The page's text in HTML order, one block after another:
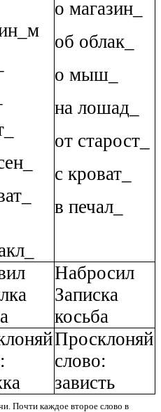
о магазин_
об облак_
о мыш_
на лошад_
от старост_
с кроват_
в печал_
Набросил
Записка
косьба
Просклоняй
слово:
зависть
Почти каждое второе слово в